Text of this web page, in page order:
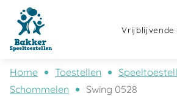
Vrijblijvende
Home Toestellen
Schommelen
Swing 0528